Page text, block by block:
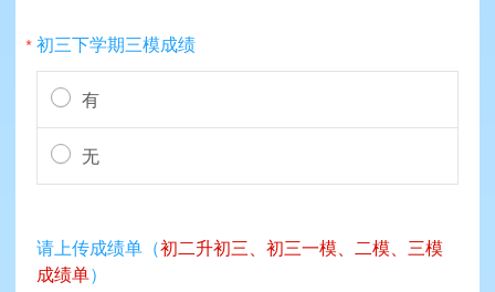
*初三下学期三模成绩
有
无
请上传成绩单（初二升初三、初三一模、二模、三模
成绩单）